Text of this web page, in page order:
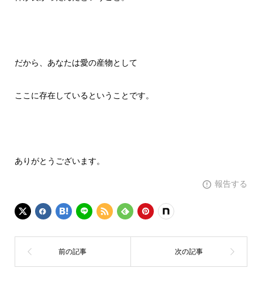
だから、あなたは愛の産物として
ここに存在しているということです。
ありがとうございます。
報告する